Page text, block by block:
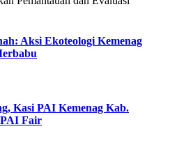
Aksi Ekoteologi Kemenag
Kasi PAI Kemenag Kab.
Fair